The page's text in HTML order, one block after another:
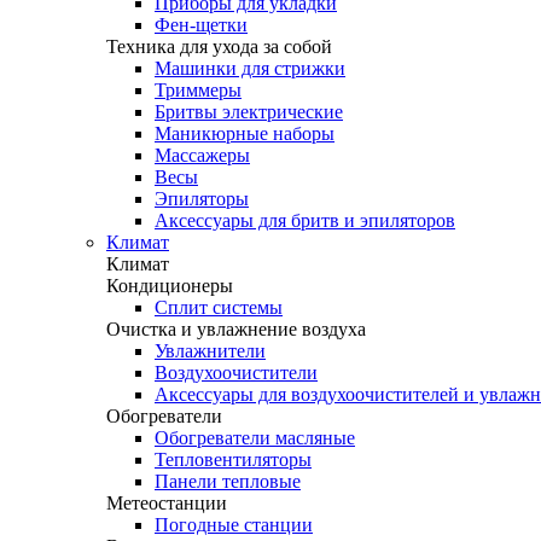
Фен-щетки
Техника для ухода за собой
Машинки для стрижки
Триммеры
Бритвы электрические
Маникюрные наборы
Массажеры
Весы
Эпиляторы
Аксессуары для бритв и эпиляторов
Климат
Климат
Кондиционеры
Сплит системы
Очистка и увлажнение воздуха
Увлажнители
Воздухоочистители
Аксессуары для воздухоочистителей и
Обогреватели
Обогреватели масляные
Тепловентиляторы
Панели тепловые
Метеостанции
Погодные станции